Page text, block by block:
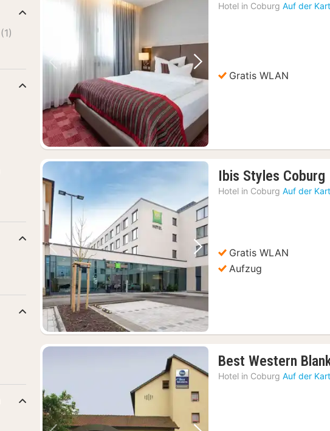
Vorheriges Bild Nächstes Bild
Hotel in Coburg Auf der
Gratis WLAN
Vorheriges Bild Nächstes Bild
Ibis Styles Coburg
Hotel in Coburg Auf der
Gratis WLAN
Aufzug
Best Western
Hotel in Coburg Auf der
(1)